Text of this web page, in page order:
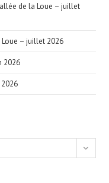
de la Loue – juillet
– juillet 2026
2026